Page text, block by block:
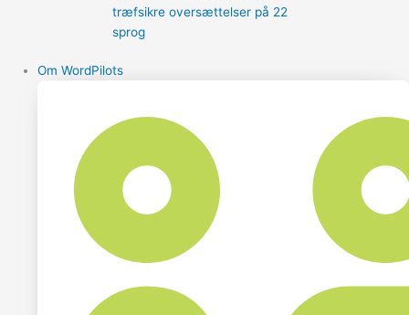
træfsikre oversættelser på 22
sprog
Om WordPilots